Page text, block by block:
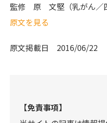
監修 原 文堅（乳がん／
原文を見る
原文掲載日 2016/06/22
【免責事項】